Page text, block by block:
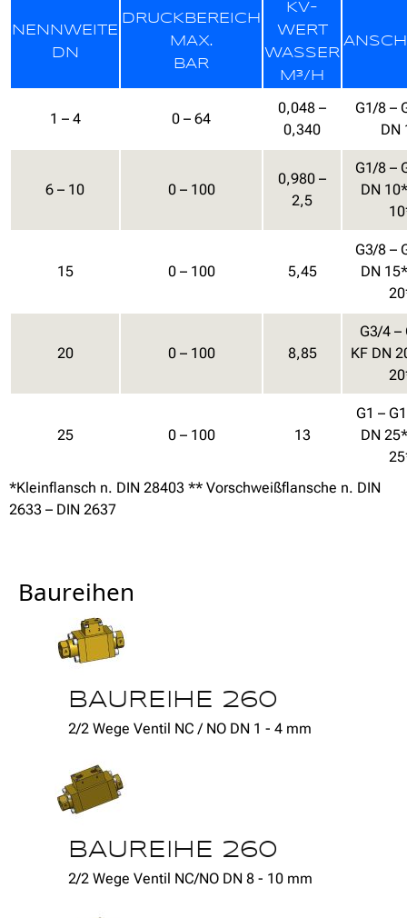
NENNWEITE
DN
DRUCKBEREICH
MAX.
BAR
KV-
WERT
WASSER
M³/H
1 – 4 0 – 64
0,048 –
0,340
G1/8 –
DN
6 – 10 0 – 100
0,980 –
2,5
G1/8 –
DN
15 0 – 100 5,45
G3/8 –
DN
20 0 – 100 8,85
G3/4 –
KF DN
25 0 – 100 13
G1 –
DN
*Kleinflansch n. DIN 28403 ** Vorschweißflansche n. DIN
2633 – DIN 2637
Baureihen
BAUREIHE 260
2/2 Wege Ventil NC / NO DN 1 - 4 mm
BAUREIHE 260
2/2 Wege Ventil NC/NO DN 8 - 10 mm